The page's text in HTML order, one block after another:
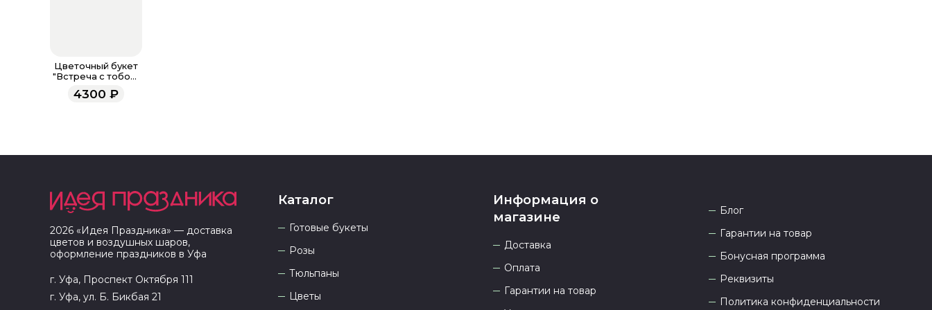
Цветочный букет
"Встреча с тобой"
белый M
4300 ₽
2026 «Идея Праздника» — доставка
цветов и воздушных шаров,
оформление праздников в Уфа
г. Уфа, Проспект Октября 111
г. Уфа, ул. Б. Бикбая 21
Каталог
Готовые букеты
Розы
Тюльпаны
Цветы
Информация о
магазине
Доставка
Оплата
Гарантии на товар
Блог
Гарантии на товар
Бонусная программа
Реквизиты
Политика конфиденциальности